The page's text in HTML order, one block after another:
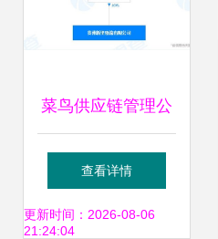
菜鸟供应链管理公
司入股贵州一物流
公司，深化供应链
查看详情
更新时间：2026-08-06
21:24:04